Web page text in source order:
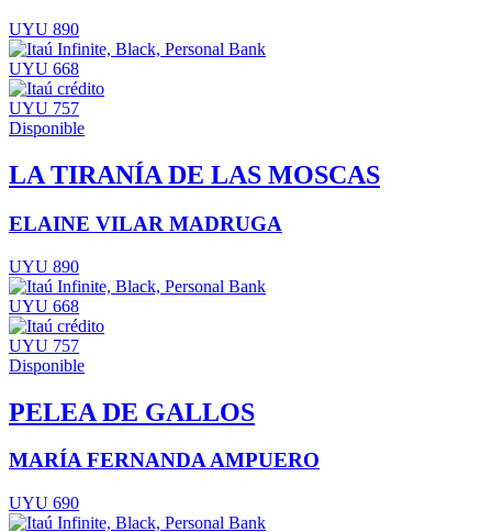
UYU 890
UYU 668
UYU 757
Disponible
LA TIRANÍA DE LAS MOSCAS
ELAINE VILAR MADRUGA
UYU 890
UYU 668
UYU 757
Disponible
PELEA DE GALLOS
MARÍA FERNANDA AMPUERO
UYU 690